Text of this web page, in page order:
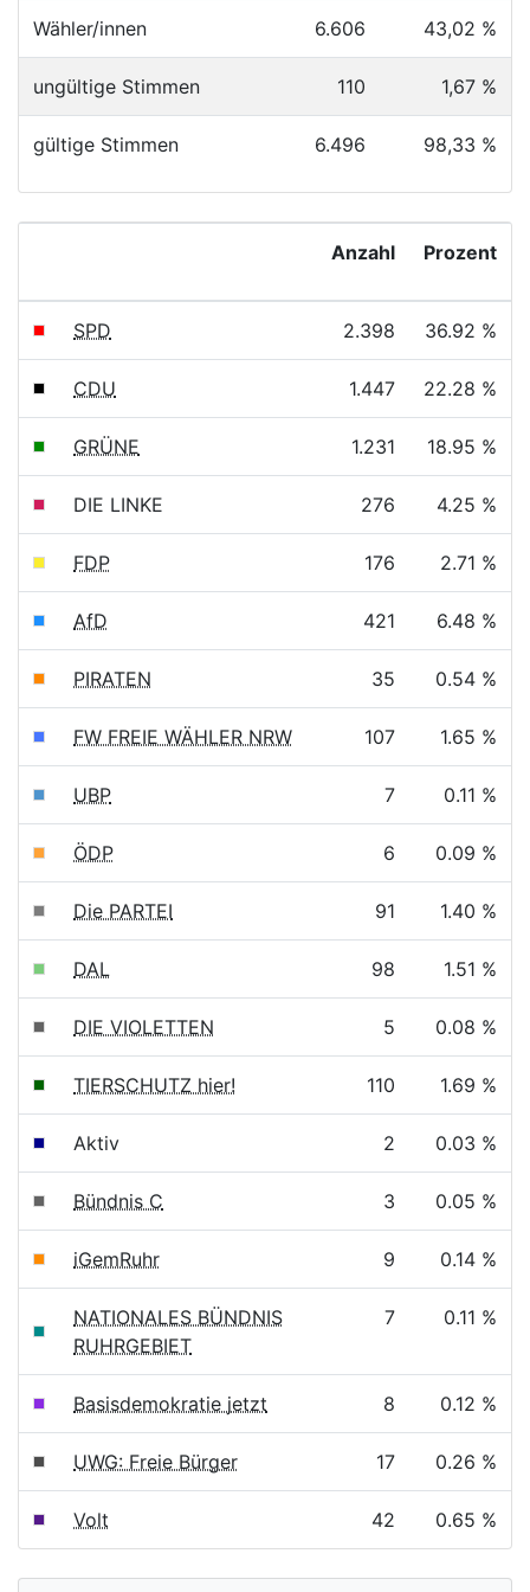
Wähler/innen 6.606 43,02 %
ungültige Stimmen 110 1,67 %
gültige Stimmen 6.496 98,33 %
Anzahl Prozent
SPD 2.398 36.92 %
CDU 1.447 22.28 %
GRÜNE 1.231 18.95 %
DIE LINKE 276 4.25 %
FDP 176 2.71 %
AfD 421 6.48 %
PIRATEN 35 0.54 %
FW FREIE WÄHLER NRW 107 1.65 %
UBP 7 0.11 %
ÖDP 6 0.09 %
Die PARTEI 91 1.40 %
DAL 98 1.51 %
DIE VIOLETTEN 5 0.08 %
TIERSCHUTZ hier! 110 1.69 %
Aktiv 2 0.03 %
Bündnis C 3 0.05 %
iGemRuhr 9 0.14 %
NATIONALES BÜNDNIS
RUHRGEBIET
7 0.11 %
Basisdemokratie jetzt 8 0.12 %
UWG: Freie Bürger 17 0.26 %
Volt 42 0.65 %